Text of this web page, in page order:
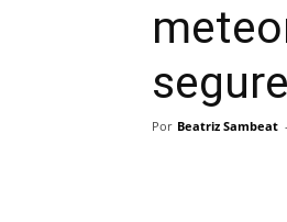
Por Beatriz Sambeat -